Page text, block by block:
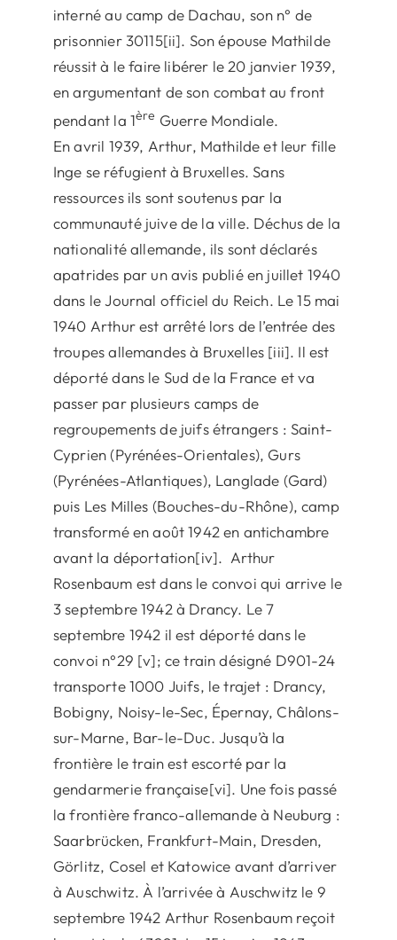
interné au camp de Dachau, son n° de
prisonnier 30115[ii]. Son épouse Mathilde
réussit à le faire libérer le 20 janvier 1939,
en argumentant de son combat au front
pendant la 1ère Guerre Mondiale.
En avril 1939, Arthur, Mathilde et leur fille
Inge se réfugient à Bruxelles. Sans
ressources ils sont soutenus par la
communauté juive de la ville. Déchus de la
nationalité allemande, ils sont déclarés
apatrides par un avis publié en juillet 1940
dans le Journal officiel du Reich. Le 15 mai
1940 Arthur est arrêté lors de l’entrée des
troupes allemandes à Bruxelles [iii]. Il est
déporté dans le Sud de la France et va
passer par plusieurs camps de
regroupements de juifs étrangers : Saint-
Cyprien (Pyrénées-Orientales), Gurs
(Pyrénées-Atlantiques), Langlade (Gard)
puis Les Milles (Bouches-du-Rhône), camp
transformé en août 1942 en antichambre
avant la déportation[iv]. Arthur
Rosenbaum est dans le convoi qui arrive le
3 septembre 1942 à Drancy. Le 7
septembre 1942 il est déporté dans le
convoi n°29 [v]; ce train désigné D901-24
transporte 1000 Juifs, le trajet : Drancy,
Bobigny, Noisy-le-Sec, Épernay, Châlons-
sur-Marne, Bar-le-Duc. Jusqu’à la
frontière le train est escorté par la
gendarmerie française[vi]. Une fois passé
la frontière franco-allemande à Neuburg :
Saarbrücken, Frankfurt-Main, Dresden,
Görlitz, Cosel et Katowice avant d’arriver
à Auschwitz. À l’arrivée à Auschwitz le 9
septembre 1942 Arthur Rosenbaum reçoit